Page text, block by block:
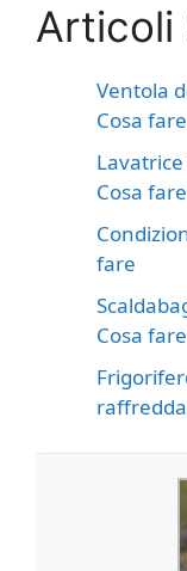
Articoli
Ventola
Cosa fare
Cosa fare
fare
Cosa fare